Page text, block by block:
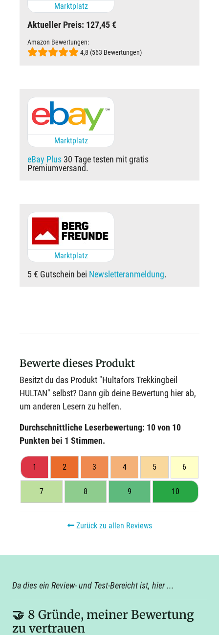
Marktplatz
Aktueller Preis: 127,45 €
Amazon Bewertungen:
4,8 (563 Bewertungen)
Marktplatz
eBay Plus 30 Tage testen mit gratis
Premiumversand.
Marktplatz
5 € Gutschein bei Newsletteranmeldung.
Bewerte dieses Produkt
Besitzt du das Produkt "Hultafors Trekkingbeil
HULTAN" selbst? Dann gib deine Bewertung hier ab,
um anderen Lesern zu helfen.
Durchschnittliche Leserbewertung: 10von 10
Punkten bei 1 Stimmen.
1 2 3 4 5 6
7 8 9 10
Zurück zu allen Reviews
Da dies ein Review- und Test-Bereicht ist, hier ...
🤝 8 Gründe, meiner Bewertung
zu vertrauen